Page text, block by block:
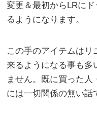
変更＆最初からLRに
るようになります。
この手のアイテムはリ
来るようになる事も多
ません。既に買った人
には一切関係の無い話